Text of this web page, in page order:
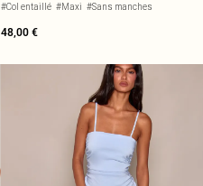
#Col entaillé #Maxi #Sans manches
48,00 €